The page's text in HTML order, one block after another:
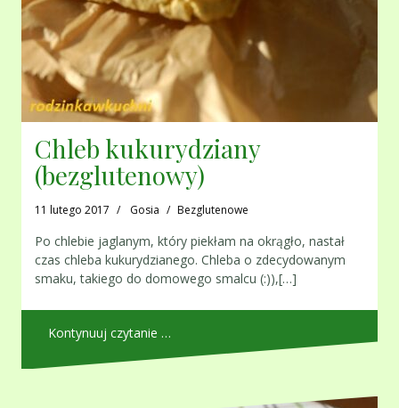
Chleb kukurydziany
(bezglutenowy)
11 lutego 2017 Gosia Bezglutenowe
Po chlebie jaglanym, który piekłam na okrągło, nastał
czas chleba kukurydzianego. Chleba o zdecydowanym
smaku, takiego do domowego smalcu (:)),[…]
Kontynuuj czytanie …